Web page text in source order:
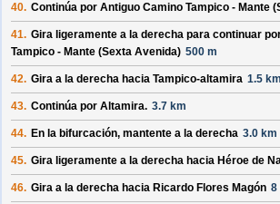
40. Continúa por Antiguo Camino Tampico - Mante
41. Gira ligeramente a la derecha para continuar
Tampico - Mante (Sexta Avenida) 500 m
42. Gira a la derecha hacia Tampico-altamira 1.5 km
43. Continúa por Altamira. 3.7 km
44. En la bifurcación, mantente a la derecha 3.0 km
45. Gira ligeramente a la derecha hacia Héroe de
46. Gira a la derecha hacia Ricardo Flores Magón 8